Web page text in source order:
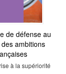
de défense au
ambitions
à la supériorité